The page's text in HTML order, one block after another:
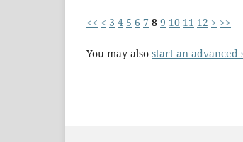
<< < 3 4 5 6 7 8 9 10 11 12 > >>
You may also start an advanced